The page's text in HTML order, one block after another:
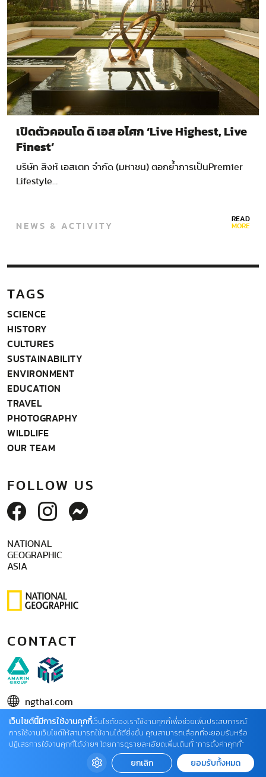
เปิดตัวคอนโด ดิ เอส อโศก ‘Live Highest, Live
Finest’
บริษัท สิงห์ เอสเตท จำกัด (มหาชน) ตอกย้ำการเป็นPremier
Lifestyle…
NEWS & ACTIVITY READ
MORE
TAGS
SCIENCE
HISTORY
CULTURES
SUSTAINABILITY
ENVIRONMENT
EDUCATION
TRAVEL
PHOTOGRAPHY
WILDLIFE
OUR TEAM
FOLLOW US
NATIONAL
GEOGRAPHIC
ASIA
CONTACT
ngthai.com
บริษัท เอเอ็มอี อิมเมจิเนทีฟ จำกัด
ในเครือ บริษัท อมรินทร์ คอร์เปอเรชั่นส์ จำกัด (มหาชน)
02 422 9999 ต่อ 4220
ติดต่อแจ้งปัญหาหรือร้องเรียน
เว็บไซต์นี้มีการใช้งานคุกกี้เว็บไซต์ของเราใช้งานคุกกี้เพื่อช่วยเพิ่มประสบการณ์
การใช้งานเว็บไซต์ให้สามารถใช้งานได้ดียิ่งขึ้น คุณสามารถเลือกที่จะยอมรับหรือ
ปฏิเสธการใช้งานคุกกี้ได้ง่ายๆ โดยการดูรายละเอียดเพิ่มเติมที่ “การตั้งค่าคุกกี้”
ยกเลิก ยอมรับทั้งหมด